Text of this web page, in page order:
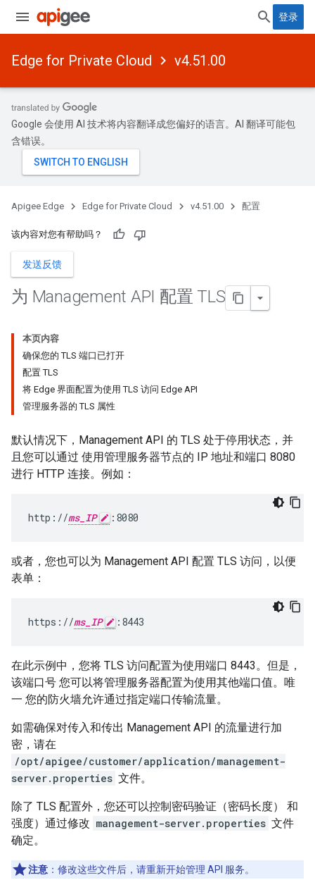
登录
Edge for Private Cloud v4.51.00
Google 会使用 AI 技术将内容翻译成您偏好的语言。AI 翻译可能包
含错误。
Apigee Edge Edge for Private Cloud v4.51.00 配置
该内容对您有帮助吗？
发送反馈
为 Management API 配置 TLS
本页内容
确保您的 TLS 端口已打开
配置 TLS
将 Edge 界面配置为使用 TLS 访问 Edge API
管理服务器的 TLS 属性
默认情况下，Management API 的 TLS 处于停用状态，并
且您可以通过 使用管理服务器节点的 IP 地址和端口 8080
进行 HTTP 连接。例如：
http://ms_IP :8080
或者，您也可以为 Management API 配置 TLS 访问，以便
表单：
https://ms_IP :8443
在此示例中，您将 TLS 访问配置为使用端口 8443。但是，
该端口号 您可以将管理服务器配置为使用其他端口值。唯
一 您的防火墙允许通过指定端口传输流量。
如需确保对传入和传出 Management API 的流量进行加
密，请在
/opt/apigee/customer/application/management-
server.properties 文件。
除了 TLS 配置外，您还可以控制密码验证（密码长度） 和
强度）通过修改 management-server.properties 文件
确定。
注意 ：修改这些文件后，请重新开始管理 API 服务。